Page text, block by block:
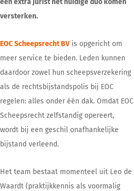
een extra jurist het huidige duo komen
versterken.
EOC Scheepsrecht BV is opgericht om
meer service te bieden. Leden kunnen
daardoor zowel hun scheepsverzekering
als de rechtsbijstandspolis bij EOC
regelen: alles onder één dak. Omdat EOC
Scheepsrecht zelfstandig opereert,
wordt bij een geschil onafhankelijke
bijstand verleend.
Het team bestaat momenteel uit Leo de
Waardt (praktijkkennis als voormalig